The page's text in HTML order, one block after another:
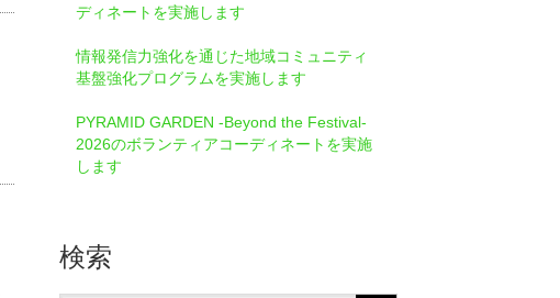
ディネートを実施します
情報発信⼒強化を通じた地域コミュニティ
基盤強化プログラムを実施します
PYRAMID GARDEN -Beyond the Festival-
2026のボランティアコーディネートを実施
します
検索